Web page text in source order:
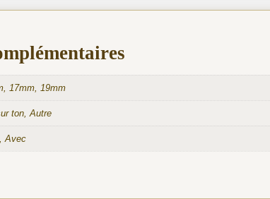
17mm, 19mm
ton, Autre
Avec